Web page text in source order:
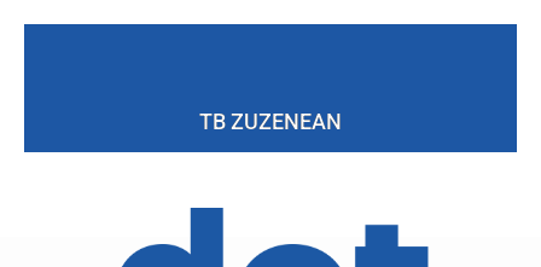
TB ZUZENEAN